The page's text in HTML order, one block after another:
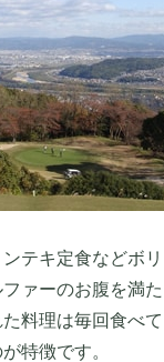
テキ定食などボ
ァーのお腹を満
料理は毎回食べて
特徴です。